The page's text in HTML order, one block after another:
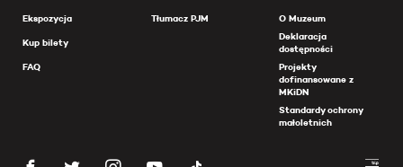
Ekspozycja
Kup bilety
FAQ
Tłumacz PJM
O Muzeum
Deklaracja
dostępności
Projekty
dofinansowane z
MKiDN
Standardy ochrony
małoletnich